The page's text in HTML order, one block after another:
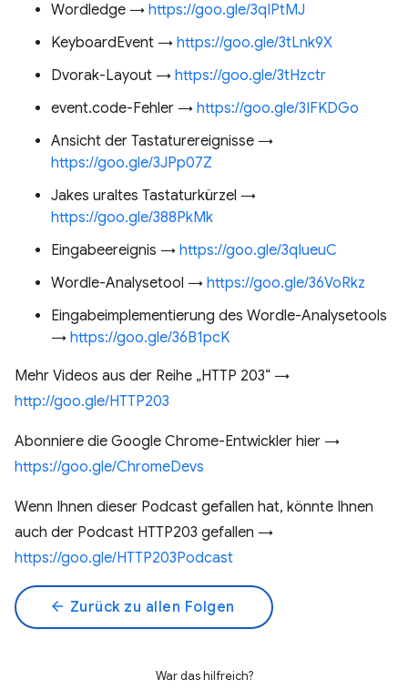
Wordledge → https://goo.gle/3qIPtMJ
KeyboardEvent → https://goo.gle/3tLnk9X
Dvorak-Layout → https://goo.gle/3tHzctr
event.code-Fehler → https://goo.gle/3IFKDGo
Ansicht der Tastaturereignisse →
https://goo.gle/3JPp07Z
Jakes uraltes Tastaturkürzel →
https://goo.gle/388PkMk
Eingabeereignis → https://goo.gle/3qIueuC
Wordle-Analysetool → https://goo.gle/36VoRkz
Eingabeimplementierung des Wordle-Analysetools
→ https://goo.gle/36B1pcK
Mehr Videos aus der Reihe „HTTP 203“ →
http://goo.gle/HTTP203
Abonniere die Google Chrome-Entwickler hier →
https://goo.gle/ChromeDevs
Wenn Ihnen dieser Podcast gefallen hat, könnte Ihnen
auch der Podcast HTTP203 gefallen →
https://goo.gle/HTTP203Podcast
arrow_back Zurück zu allen Folgen
War das hilfreich?